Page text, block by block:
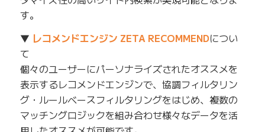
す。
▼ レコメンドエンジン ZETA RECOMMENDについ
て
個々のユーザーにパーソナライズされたオススメを
表示するレコメンドエンジンで、協調フィルタリン
グ・ルールベースフィルタリングをはじめ、複数の
マッチングロジックを組み合わせ様々なデータを活